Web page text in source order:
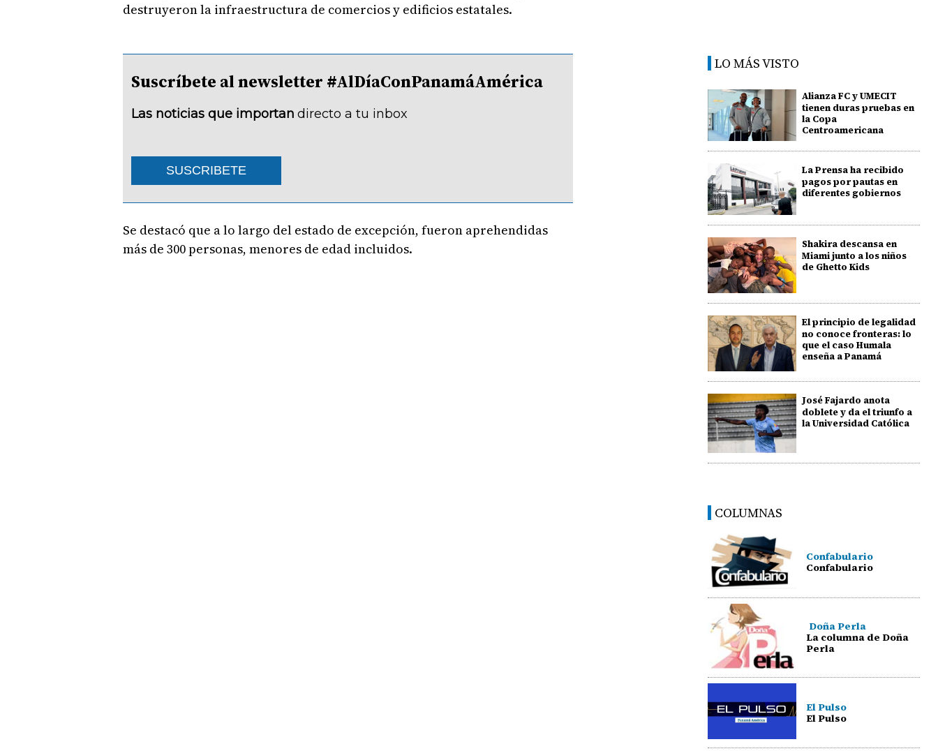
destruyeron la infraestructura de comercios y edificios estatales.
Suscríbete al newsletter #AlDíaConPanamáAmérica
Las noticias que importan directo a tu inbox
SUSCRIBETE
Se destacó que a lo largo del estado de excepción, fueron aprehendidas
más de 300 personas, menores de edad incluidos.
LO MÁS VISTO
Alianza FC y UMECIT
tienen duras pruebas en
la Copa
Centroamericana
La Prensa ha recibido
pagos por pautas en
diferentes gobiernos
Shakira descansa en
Miami junto a los niños
de Ghetto Kids
El principio de legalidad
no conoce fronteras: lo
que el caso Humala
enseña a Panamá
José Fajardo anota
doblete y da el triunfo a
la Universidad Católica
COLUMNAS
Confabulario
Confabulario
Doña Perla
La columna de Doña
Perla
El Pulso
El Pulso